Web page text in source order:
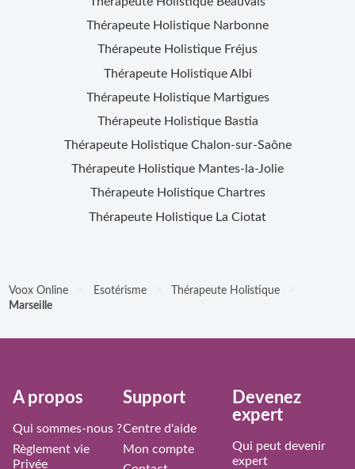
Thérapeute Holistique Narbonne
Thérapeute Holistique Fréjus
Thérapeute HolistiqueAlbi
Thérapeute Holistique Martigues
Thérapeute Holistique Bastia
Thérapeute Holistique Chalon-sur-Saône
Thérapeute Holistique Mantes-la-Jolie
Thérapeute Holistique Chartres
Thérapeute Holistique La Ciotat
Voox Online Esotérisme Thérapeute Holistique
Marseille
À propos
Qui sommes-nous ?
Règlement vie
Privée
Support
Centre d'aide
Mon compte
Devenez
expert
Qui peut devenir
expert